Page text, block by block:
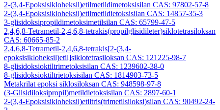
2-(3,4-Epoksisikloheksil)etilmetildimetoksisilan CAS: 97802-57-8
2-(3,4-Epoksisikloheksil)etilmetildietoksisilan CAS: 14857-35-3
3-glisidoksipropildimetoksimetilsilan CAS: 65799-47-5
2,4,6,8-Tetrametil-2,4,6,8-tetrakis(propilglisidileter)siklotetrasiloksan
CAS: 60665-85-2
2,4,6,8-Tetrametil-2,4,6,8-tetrakis[2-(3,4-
epoksisikloheksil)etil]siklotetrasiloksan CAS: 121225-98-7
8-glisidoksioktiltrimetoksisilan CAS: 1239602-38-0
8-glisidoksioktiltrietoksisilan CAS: 1814903-73-5
Metakrilat epoksi siklosiloksan CAS: 948598-97-8
(3-Glisidiloksipropil)metildietoksisilan CAS: 2897-60-1
2-(3,4-Epoksisikloheksil)etiltris(trimetilsiloksi)silan CAS: 90492-24-